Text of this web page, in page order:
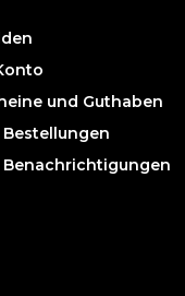
und Guthaben
Bestellungen
Benachrichtigungen